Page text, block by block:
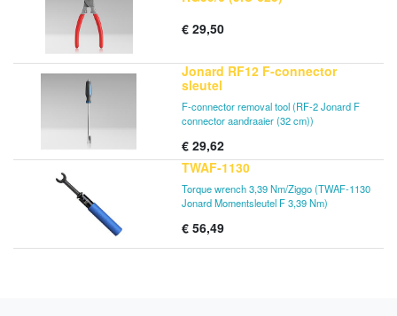
€ 29,50
Jonard RF12 F-connector
sleutel
F-connector removal tool (RF-2 Jonard F
connector aandraaier (32 cm))
€ 29,62
TWAF-1130
Torque wrench 3,39 Nm/Ziggo (TWAF-1130
Jonard Momentsleutel F 3,39 Nm)
€ 56,49